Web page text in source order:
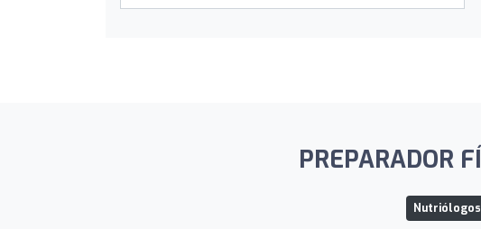
PREPARADOR
Nutriólogos